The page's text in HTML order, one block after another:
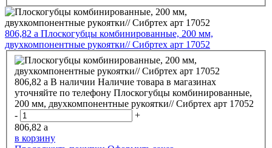
806,82 a Плоскогубцы комбинированные, 200 мм,
двухкомпонентные рукоятки// Сибртех арт 17052
806,82 a В наличии Наличие товара в магазинах
уточняйте по телефону Плоскогубцы комбинированные,
200 мм, двухкомпонентные рукоятки// Сибртех арт 17052
-
+
806,82 a
в корзину